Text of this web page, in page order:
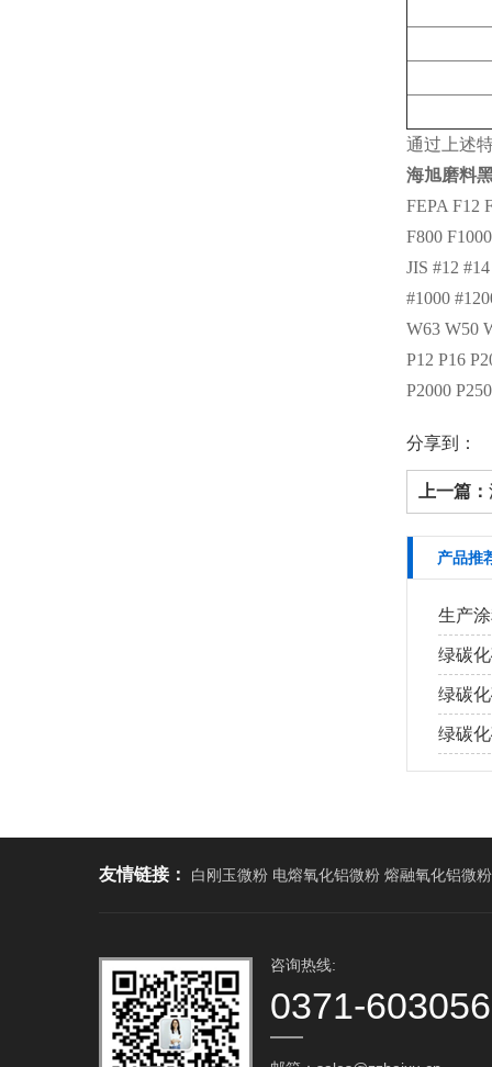
通过上述
海旭磨料
FEPA F12
F800
JIS #12
#1000
W63 W50
P12 P16
P2000
分享到：
上一篇：
产品推
生产
绿碳
绿碳
绿碳
友情链接： 白刚玉微粉 电熔氧化铝微粉 熔融氧化铝微粉
咨询热线:
0371-